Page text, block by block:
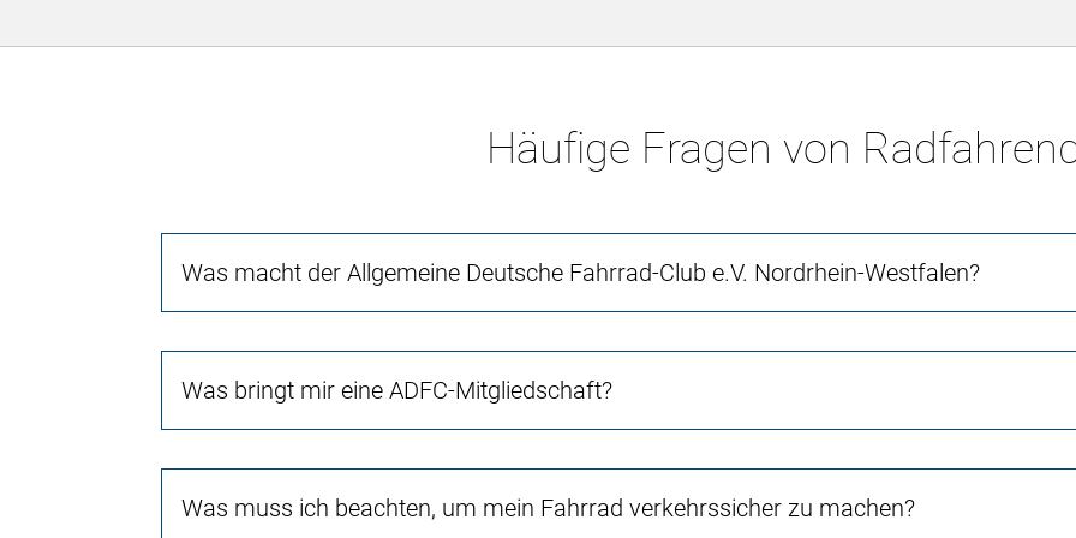
Häufige Fragen von
Was macht der Allgemeine Deutsche Fahrrad-Club e.V. Nordrhein-Westfalen?
Was bringt mir eine ADFC-Mitgliedschaft?
Was muss ich beachten, um mein Fahrrad verkehrssicher zu machen?